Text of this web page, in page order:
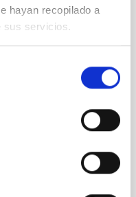
hayan recopilado a
sus servicios.
Astrofísica de